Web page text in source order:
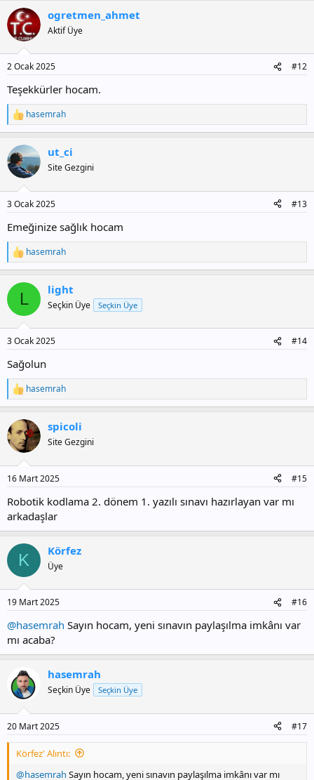
k
i
l
ogretmen_ahmet
Aktif Üye
2 Ocak 2025 #12
Teşekkürler hocam.
T
e
k
i
l
hasemrah
ut_ci
Site Gezgini
3 Ocak 2025 #13
Emeğinize sağlık hocam
T
e
k
l
hasemrah
L light
Seçkin Üye Seçkin Üye
3 Ocak 2025 #14
Sağolun
T
e
k
l
:
hasemrah
spicoli
Site Gezgini
16 Mart 2025 #15
Robotik kodlama 2. dönem 1. yazılı sınavı hazırlayan var mı
arkadaşlar
K Körfez
Üye
19 Mart 2025 #16
@hasemrah Sayın hocam, yeni sınavın paylaşılma imkânı var
mı acaba?
hasemrah
Seçkin Üye Seçkin Üye
20 Mart 2025 #17
Körfez' Alıntı:
@hasemrah Sayın hocam, yeni sınavın paylaşılma imkânı var mı